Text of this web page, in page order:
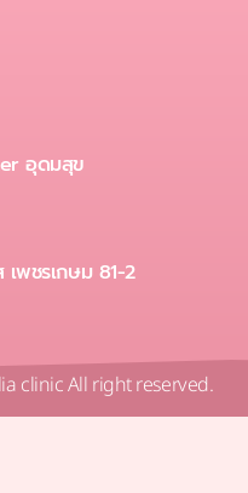
อุดมสุข
เพชรเกษม 81-2
clinic All right reserved.